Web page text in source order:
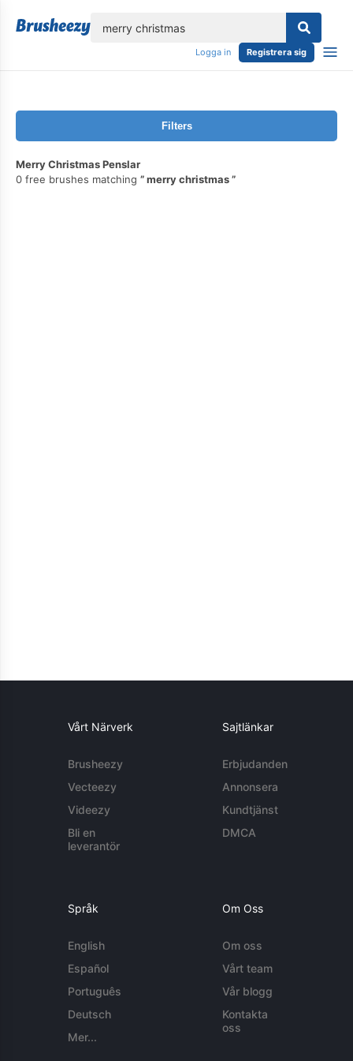
Logga in Registrera sig
Filters
Merry Christmas Penslar
0 free brushes matching
merry christmas
Vårt Närverk
Brusheezy
Vecteezy
Videezy
Bli en
leverantör
Sajtlänkar
Erbjudanden
Annonsera
Kundtjänst
DMCA
Språk
English
Español
Português
Deutsch
Mer...
Om Oss
Om oss
Vårt team
Vår blogg
Kontakta
oss